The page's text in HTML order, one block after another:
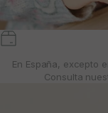
En España, excepto
Consulta